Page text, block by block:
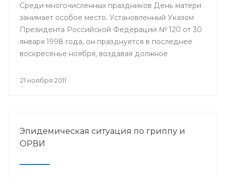
Среди многочисленных праздников День матери
занимает особое место. Установленный Указом
Президента Российской Федерации № 120 от 30
января 1998 года, он празднуется в последнее
воскресенье ноября, воздавая должное
ради блага своих детей.
21 ноября 2011
Эпидемическая ситуация по гриппу и
ОРВИ